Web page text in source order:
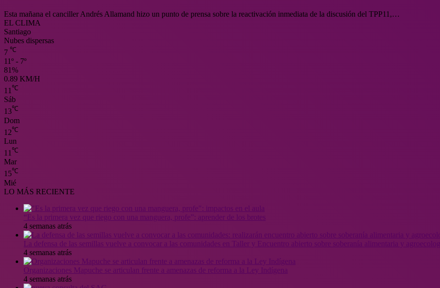
Esta mañana el canciller Andrés Allamand hizo un punto de prensa sobre la reactivación inmediata de la discusión del TPP11,…
EL CLIMA
Santiago
Nubes dispersas
7 ℃
11º - 7º
81%
0.89 KM/H
11 ℃
Sáb
13℃
Dom
12℃
Lun
11 ℃
Mar
15℃
Mié
LO MÁS RECIENTE
“Es la primera vez que riego con una manguera, profe”: aprender de los brotes
4 semanas atrás
La defensa de las semillas vuelve a convocar a las comunidades en Taller y Encuentro abierto sobre soberanía alimentaria y
4 semanas atrás
Organizaciones Mapuche se articulan frente a amenazas de reforma a la Ley Indígena
4 semanas atrás